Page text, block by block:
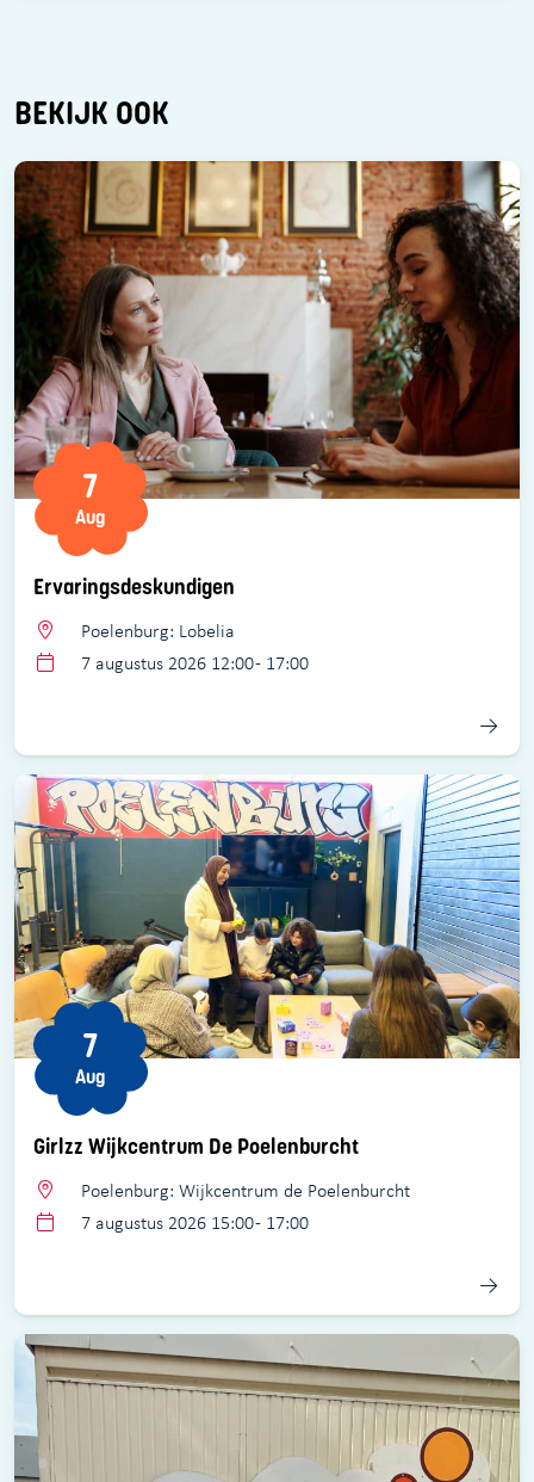
BEKIJK OOK
Ervaringsdeskundigen
7
Aug
Poelenburg: Lobelia
7 augustus 2026 12:00 - 17:00
Girlzz Wijkcentrum De Poelenburcht
7
Aug
Poelenburg: Wijkcentrum de Poelenburcht
7 augustus 2026 15:00 - 17:00